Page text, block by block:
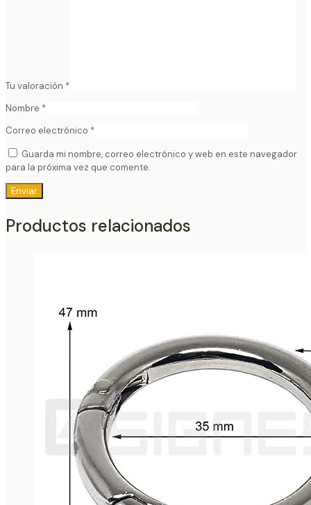
Tu valoración *
Nombre *
Correo electrónico *
Guarda mi nombre, correo electrónico y web en este navegador
para la próxima vez que comente.
Productos relacionados